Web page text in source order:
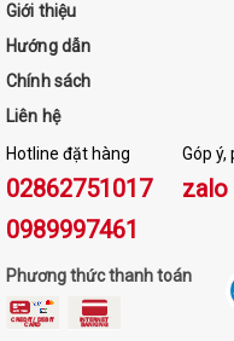
Giới thiệu
Hướng dẫn
Chính sách
Liên hệ
Hotline đặt hàng
02862751017
0989997461
Góp
zalo
Phương thức thanh toán